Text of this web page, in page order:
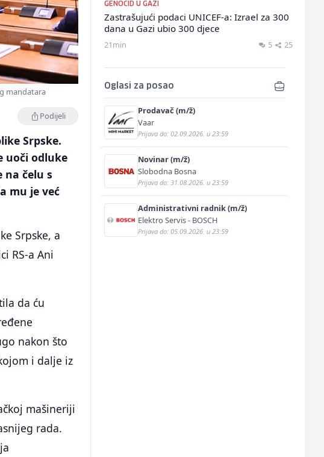
mandatara
Podijeli
Srpske.
uoči odluke
na čelu s
mu je već
Srpske, a
RS-a Ani
da ću
nakon što
i dalje iz
mašineriji
rada.
GENOCID U GAZI
Zastrašujući podaci UNICEF-a: Izrael za 300
dana u Gazi ubio 300 djece
21min 5 25
Oglasi za posao
Prodavač (m/ž)
Vaar
Prijava do: 02.09.2026. u 23:59
Novinar (m/ž)
Slobodna Bosna
Prijava do: 31.08.2026. u 23:59
Administrativni radnik (m/ž)
Elektro Servis - BOSCH
Prijava do: 05.09.2026. u 23:59